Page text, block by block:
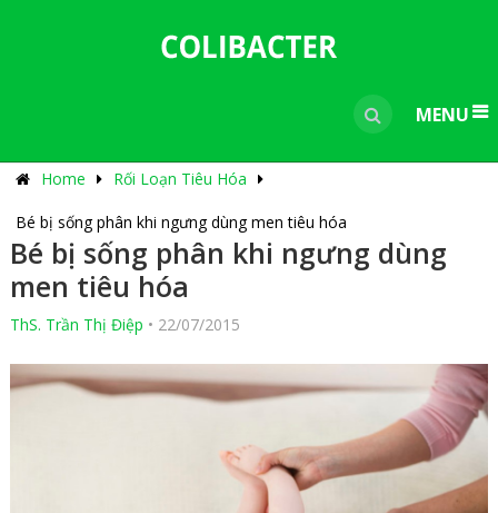
MENU
Home Rối Loạn Tiêu Hóa
Bé bị sống phân khi ngưng dùng men tiêu hóa
Bé bị sống phân khi ngưng dùng
men tiêu hóa
ThS. Trần Thị Điệp • 22/07/2015